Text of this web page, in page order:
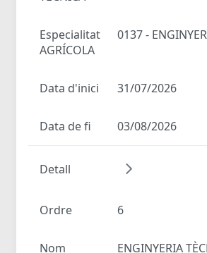
Especialitat
0137 -
AGRÍCOLA
Data d'inici 31/07/2026
Data de fi 03/08/2026
Detall
Ordre 6
Nom
ENGINYERIA